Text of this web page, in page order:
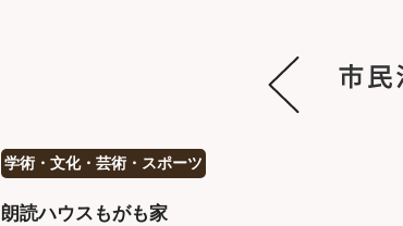
学術・文化・芸術・スポーツ
朗読ハウスもがも家